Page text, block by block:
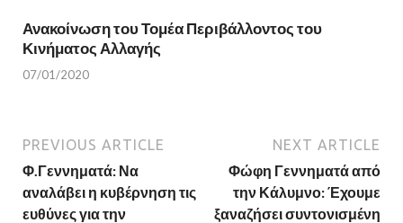
Ανακοίνωση του Τομέα Περιβάλλοντος του
Κινήματος Αλλαγής
07/01/2020
PREVIOUS ARTICLE
Φ.Γεννηματά: Να
αναλάβει η κυβέρνηση τις
ευθύνες για την
NEXT ARTICLE
Φώφη Γεννηματά από
την Κάλυμνο: Έχουμε
ξαναζήσει συντονισμένη